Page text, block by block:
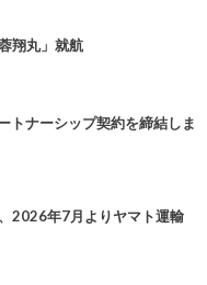
翔丸」就航
トナーシップ契約を締結しま
2026年7月よりヤマト運輸